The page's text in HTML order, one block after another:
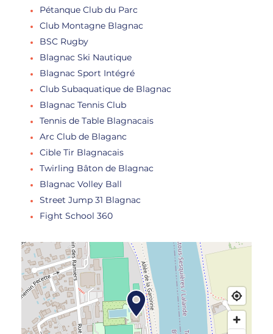
Pétanque Club du Parc
Club Montagne Blagnac
BSC Rugby
Blagnac Ski Nautique
Blagnac Sport Intégré
Club Subaquatique de Blagnac
Blagnac Tennis Club
Tennis de Table Blagnacais
Arc Club de Blaganc
Cible Tir Blagnacais
Twirling Bâton de Blagnac
Blagnac Volley Ball
Street Jump 31 Blagnac
Fight School 360